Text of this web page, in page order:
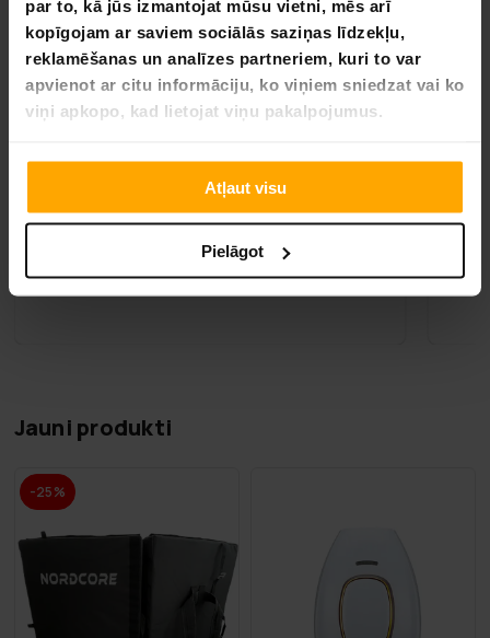
par to, kā jūs izmantojat mūsu vietni, mēs arī
kopīgojam ar saviem sociālās saziņas līdzekļu,
reklamēšanas un analīzes partneriem, kuri to var
apvienot ar citu informāciju, ko viņiem sniedzat vai ko
viņi apkopo, kad lietojat viņu pakalpojumus.
Atļaut visu
Pielāgot
Jaungada izpārdošana
Šujmašīna
Jauni produkti
-25%